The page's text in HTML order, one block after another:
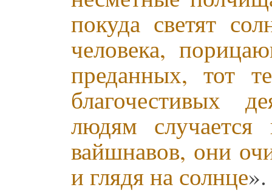
покуда светят
человека,
преданных, тот
благочестивых
людям
вайшнавов, они
и глядя на солнце».